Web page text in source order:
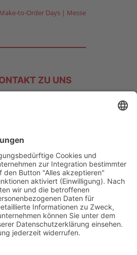
to-Order Days | Messe
ZU UNS
77 20 – 70 16
gmbh.de